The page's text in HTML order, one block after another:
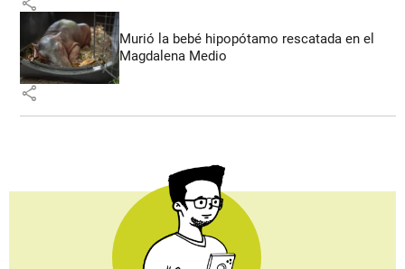
Murió la bebé hipopótamo rescatada en el
Magdalena Medio
share